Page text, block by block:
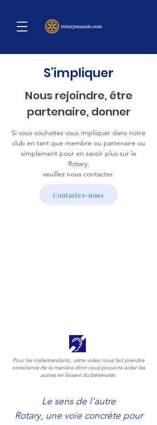
S'impliquer
Nous rejoindre, être
partenaire, donner
Si vous souhaitez vous impliquer dans notre
club en tant que membre ou partenaire ou
simplement pour en savoir plus sur le
Rotary,
veuillez nous contacter.
Contactez-nous
Pour les malentendants, cette vidéo nous fait prendre
conscience de la manière dont nous pouvons aider les
autres en faisant du bénévolat.
Le sens de l'autre
Rotary, une voie concrète pour